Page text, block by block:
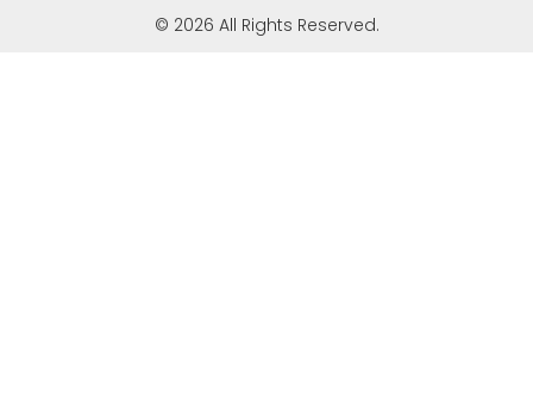
© 2026 All Rights Reserved.